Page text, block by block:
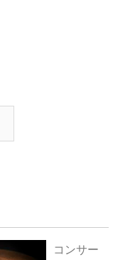
コンサー